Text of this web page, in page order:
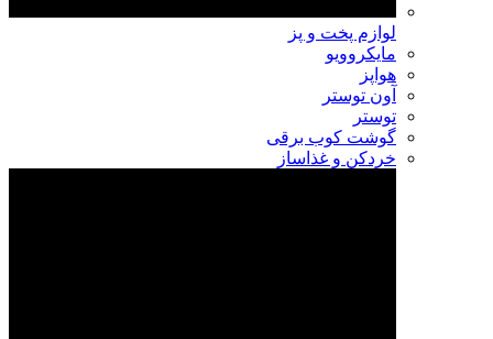
لوازم پخت و پز
مایکروویو
هواپز
آون توستر
توستر
گوشت کوب برقی
خردکن و غذاساز